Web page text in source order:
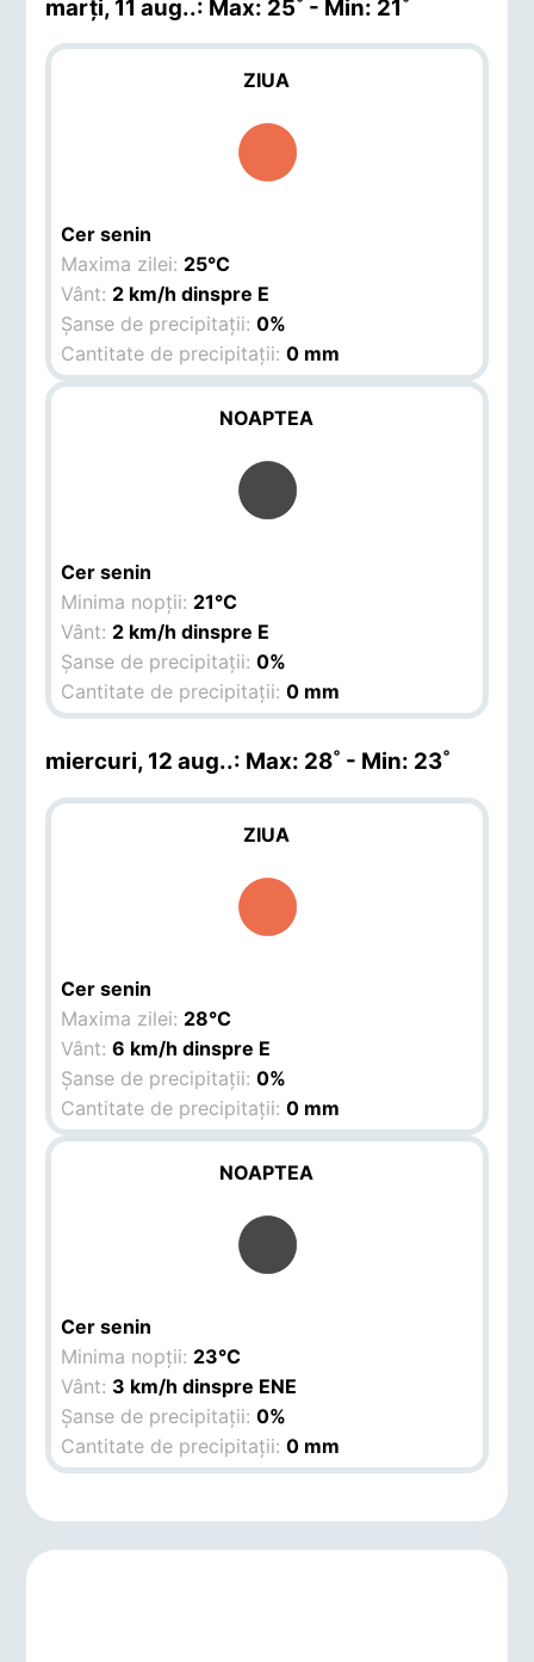
marți, 11 aug..: Max: 25˚ - Min: 21˚
ZIUA
Cer senin
Maxima zilei: 25°C
Vânt: 2 km/h dinspre E
Șanse de precipitații:0%
Cantitate de precipitații:0 mm
NOAPTEA
Cer senin
Minima nopții: 21°C
Vânt: 2 km/h dinspre E
Șanse de precipitații:0%
Cantitate de precipitații:0 mm
miercuri, 12 aug..: Max: 28˚ - Min: 23˚
ZIUA
Cer senin
Maxima zilei: 28°C
Vânt:6 km/h dinspre E
Șanse de precipitații:0%
Cantitate de precipitații:0 mm
NOAPTEA
Cer senin
Minima nopții: 23°C
Vânt: 3 km/h dinspre ENE
Șanse de precipitații:0%
Cantitate de precipitații:0 mm